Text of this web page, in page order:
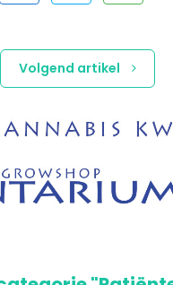
Volgend artikel